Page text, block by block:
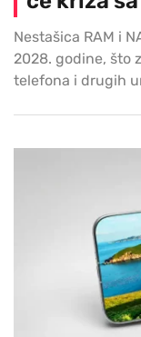
Nestašica RAM i
2028. godine, što
telefona i drugih